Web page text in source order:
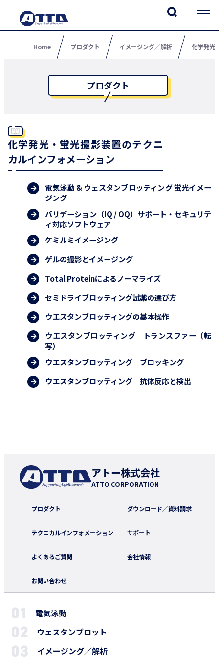
Home プロダクト イメージング／解析 化学発光
プロダクト
化学発光・蛍光撮影装置のテクニ
カルインフォメーション
電気泳動 & ウェスタンブロッティング 蛍光イメー
ジング
バリデーション（IQ / OQ）サポート・セキュリテ
ィ対応ソフトウェア
ケミルミイメージング
ゲルの撮影とイメージング
Total Proteinによるノーマライズ
セミドライブロッティング試薬の選び方
ウエスタンブロッティングの基本操作
ウエスタンブロッティング トランスファー（転
写）
ウエスタンブロッティング ブロッキング
ウエスタンブロッティング 抗体反応と検出
アトー株式会社
ATTO CORPORATION
プロダクト ダウンロード／資料請求
テクニカルインフォメーション サポート
よくあるご質問 会社情報
お問い合わせ
電気泳動
ウェスタンブロット
イメージング／解析